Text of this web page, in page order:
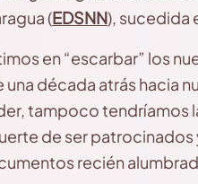
(EDSNN), sucedida
en “escarbar” los
década atrás hacia
tampoco
de ser
recién